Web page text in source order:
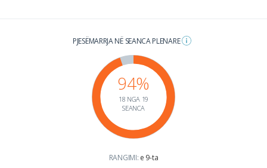
PJESËMARRJA NË SEANCA PLENARE
94%
18 NGA 19
SEANCA
RANGIMI: e 9-ta